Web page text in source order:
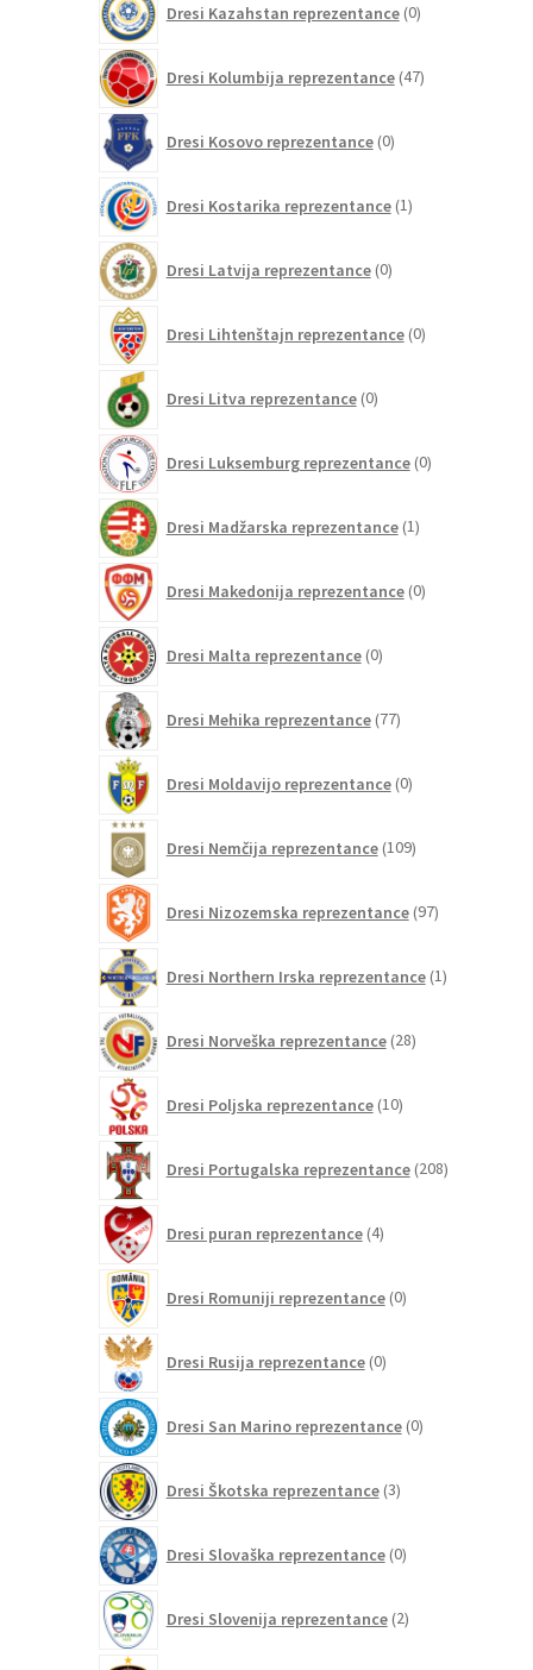
Dresi Kazahstan reprezentance 0izdelkov
Dresi Kolumbija reprezentance 47izdelkov
Dresi Kosovo reprezentance 0izdelkov
Dresi Kostarika reprezentance 1izdelek
Dresi Latvija reprezentance 0izdelkov
Dresi Lihtenštajn reprezentance 0izdelkov
Dresi Litva reprezentance 0izdelkov
Dresi Luksemburg reprezentance 0izdelkov
Dresi Madžarska reprezentance 1izdelek
Dresi Makedonija reprezentance 0izdelkov
Dresi Malta reprezentance 0izdelkov
Dresi Mehika reprezentance 77izdelkov
Dresi Moldavijo reprezentance 0izdelkov
Dresi Nemčija reprezentance 109izdelkov
Dresi Nizozemska reprezentance 97izdelkov
Dresi Northern Irska reprezentance 1izdelek
Dresi Norveška reprezentance 28izdelkov
Dresi Poljska reprezentance 10izdelkov
Dresi Portugalska reprezentance 208izdelkov
Dresi puran reprezentance 4izdelki
Dresi Romuniji reprezentance 0izdelkov
Dresi Rusija reprezentance 0izdelkov
Dresi San Marino reprezentance 0izdelkov
Dresi Škotska reprezentance 3izdelki
Dresi Slovaška reprezentance 0izdelkov
Dresi Slovenija reprezentance 2izdelka